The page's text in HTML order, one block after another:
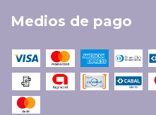
Medios de pago